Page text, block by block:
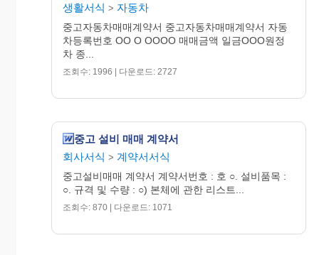
※ 중고부품을 사용 수리한 경우에만 사용부위, 부
품명, 수량등을 기재
② “갑”은 “을”과의 협의에 따라 다음과 같은 조건
으로 무상수리 한다
◦ 무상수리 기간 : 개월(기대 인도일 부터)
5. 기 타
① (비정상적인 중고농기계 공급에 따른 책임 및 피
해보상방법 등 기재)
② (계약 위반시 처리방법 등 기재)
③ (기타, 필요한 사항 기재)
생활서식 > 자동차
중고자동차매매계약서 중고자동차매매계약서 자동
차등록번호 OO O OOOO 매매금액 일금OOO원정
차 종...
조회수: 1996 | 다운로드: 2727
중고 설비 매매 계약서
회사서식 > 계약서서식
중고설비매매 계약서 계약서번호 : 호 ○. 설비품목 :
○. 규격 및 수량 : ○) 본체에 관한 리스트...
조회수: 870 | 다운로드: 1071